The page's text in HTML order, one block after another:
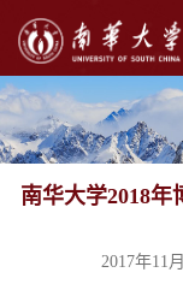
南华大学2018
2017年11